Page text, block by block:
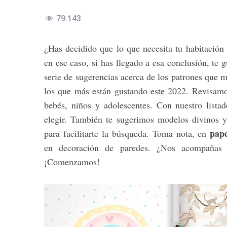
79.143
¿Has decidido que lo que necesita tu
en ese caso, si has llegado a esa conclusión, te
serie de sugerencias acerca de los patrones que
los que más están gustando este 2022.
bebés, niños y adolescentes. Con nuestro
elegir. También te sugerimos modelos
para facilitarte la búsqueda. Toma nota, en
en decoración de paredes. ¿Nos
¡Comenzamos!